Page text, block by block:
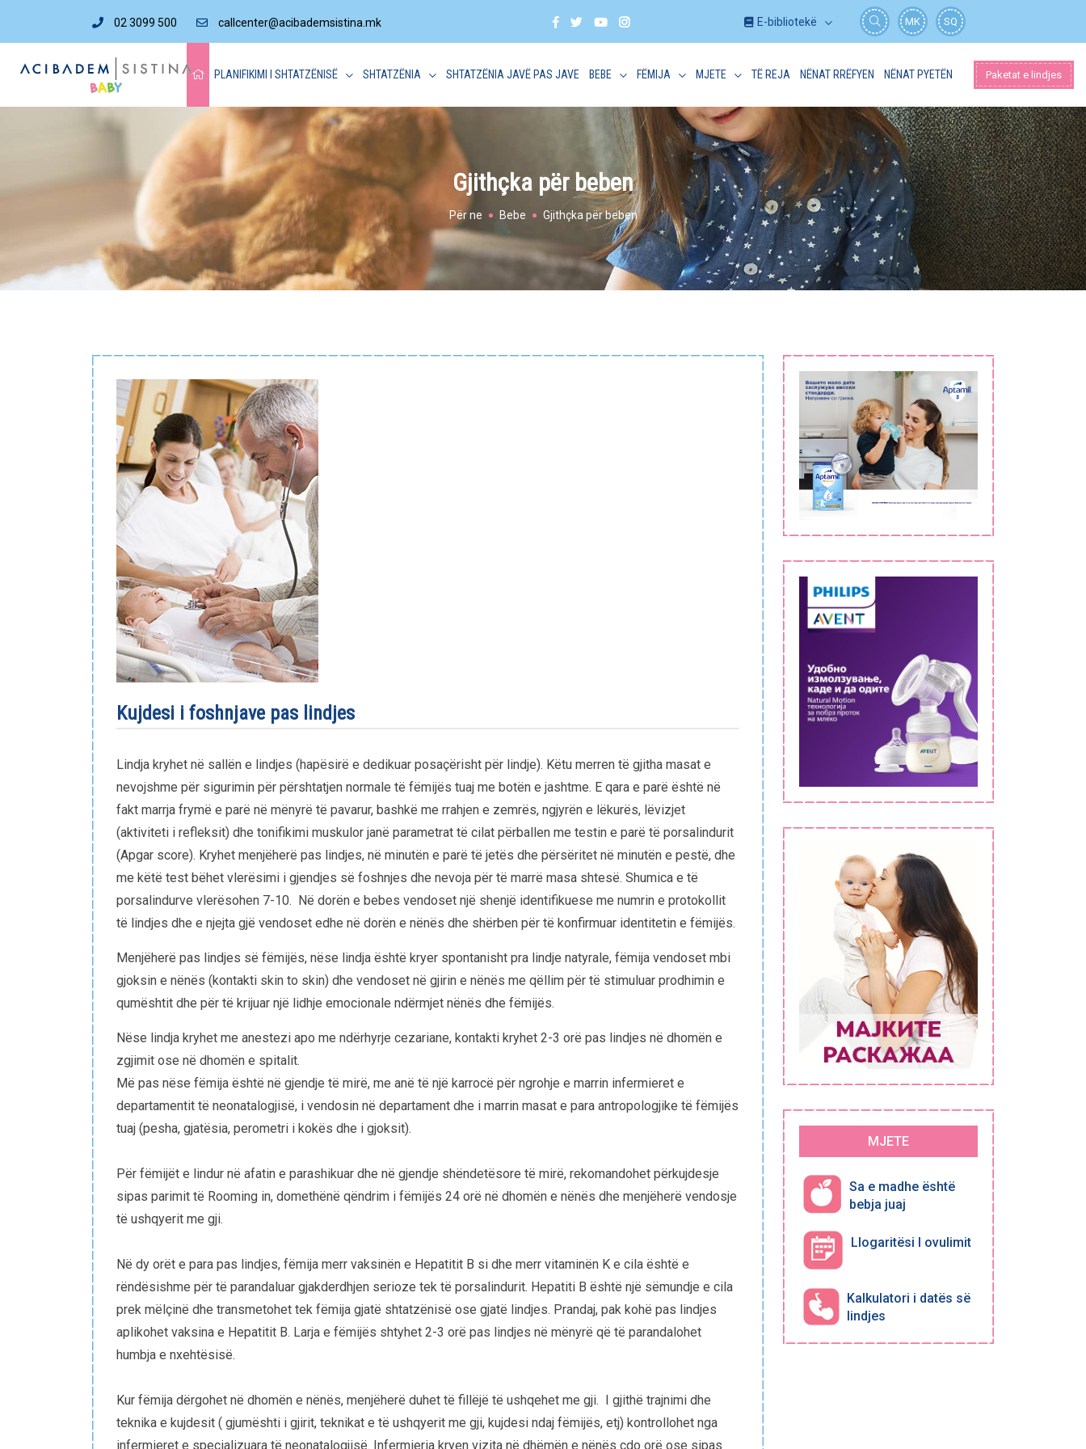
02 3099 500 callcenter@acibademsistina.mk E-bibliotekë MK SQ
PLANIFIKIMI I SHTATZËNISË SHTATZËNIA SHTATZËNIA JAVË PAS JAVE BEBE FËMIJA MJETE TË REJA NËNAT RRËFYEN NËNAT PYETËN Paketat e lindjes
Gjithçka për beben
Për ne Bebe Gjithçka për beben
Kujdesi i foshnjave pas lindjes
Lindja kryhet në sallën e lindjes (hapësirë e dedikuar posaçërisht për lindje). Këtu merren të gjitha masat e
nevojshme për sigurimin për përshtatjen normale të fëmijës tuaj me botën e jashtme. E qara e parë është në
fakt marrja frymë e parë në mënyrë të pavarur, bashkë me rrahjen e zemrës, ngjyrën e lëkurës, lëvizjet
(aktiviteti i refleksit) dhe tonifikimi muskulor janë parametrat të cilat përballen me testin e parë të porsalindurit
(Apgar score). Kryhet menjëherë pas lindjes, në minutën e parë të jetës dhe përsëritet në minutën e pestë, dhe
me këtë test bëhet vlerësimi i gjendjes së foshnjes dhe nevoja për të marrë masa shtesë. Shumica e të
porsalindurve vlerësohen 7-10. Në dorën e bebes vendoset një shenjë identifikuese me numrin e protokollit
të lindjes dhe e njejta gjë vendoset edhe në dorën e nënës dhe shërben për të konfirmuar identitetin e fëmijës.
Menjëherë pas lindjes së fëmijës, nëse lindja është kryer spontanisht pra lindje natyrale, fëmija vendoset mbi
gjoksin e nënës (kontakti skin to skin) dhe vendoset në gjirin e nënës me qëllim për të stimuluar prodhimin e
qumështit dhe për të krijuar një lidhje emocionale ndërmjet nënës dhe fëmijës.
Nëse lindja kryhet me anestezi apo me ndërhyrje cezariane, kontakti kryhet 2-3 orë pas lindjes në dhomën e
zgjimit ose në dhomën e spitalit.
Më pas nëse fëmija është në gjendje të mirë, me anë të një karrocë për ngrohje e marrin infermieret e
departamentit të neonatalogjisë, i vendosin në departament dhe i marrin masat e para antropologjike të fëmijës
tuaj (pesha, gjatësia, perometri i kokës dhe i gjoksit).
Për fëmijët e lindur në afatin e parashikuar dhe në gjendje shëndetësore të mirë, rekomandohet përkujdesje
sipas parimit të Rooming in, domethënë qëndrim i fëmijës 24 orë në dhomën e nënës dhe menjëherë vendosje
të ushqyerit me gji.
Në dy orët e para pas lindjes, fëmija merr vaksinën e Hepatitit B si dhe merr vitaminën K e cila është e
rëndësishme për të parandaluar gjakderdhjen serioze tek të porsalindurit. Hepatiti B është një sëmundje e cila
prek mëlçinë dhe transmetohet tek fëmija gjatë shtatzënisë ose gjatë lindjes. Prandaj, pak kohë pas lindjes
aplikohet vaksina e Hepatitit B. Larja e fëmijës shtyhet 2-3 orë pas lindjes në mënyrë që të parandalohet
humbja e nxehtësisë.
Kur fëmija dërgohet në dhomën e nënës, menjëherë duhet të fillëjë të ushqehet me gji. I gjithë trajnimi dhe
teknika e kujdesit ( gjumështi i gjirit, teknikat e të ushqyerit me gji, kujdesi ndaj fëmijës, etj) kontrollohet nga
infermieret e specializuara të neonatalogjisë. Infermieria kryen vizita në dhëmën e nënës çdo orë ose sipas
MJETE
Sa e madhe është
bebja juaj
Llogaritësi I ovulimit
Kalkulatori i datës së
lindjes